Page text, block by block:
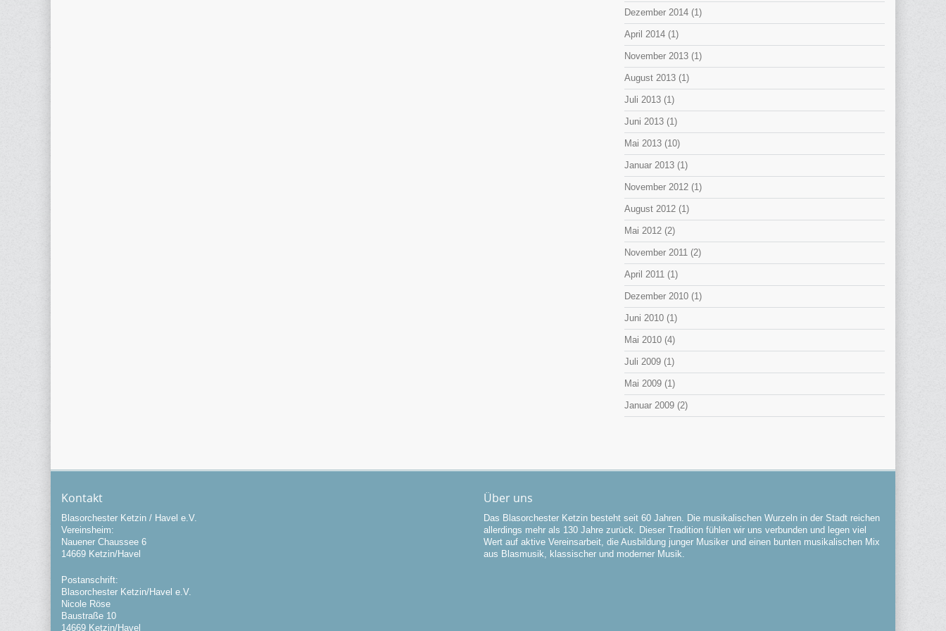
Dezember 2014 (1)
April 2014 (1)
November 2013 (1)
August 2013 (1)
Juli 2013 (1)
Juni 2013 (1)
Mai 2013 (10)
Januar 2013 (1)
November 2012 (1)
August 2012 (1)
Mai 2012 (2)
November 2011 (2)
April 2011 (1)
Dezember 2010 (1)
Juni 2010 (1)
Mai 2010 (4)
Juli 2009 (1)
Mai 2009 (1)
Januar 2009 (2)
Kontakt
Blasorchester Ketzin / Havel e.V.
Vereinsheim:
Nauener Chaussee 6
14669 Ketzin/Havel
Postanschrift:
Blasorchester Ketzin/Havel e.V.
Nicole Röse
Baustraße 10
14669 Ketzin/Havel
Über uns
Das Blasorchester Ketzin besteht seit 60 Jahren. Die musikalischen Wurzeln in der Stadt reichen
allerdings mehr als 130 Jahre zurück. Dieser Tradition fühlen wir uns verbunden und legen viel
Wert auf aktive Vereinsarbeit, die Ausbildung junger Musiker und einen bunten musikalischen Mix
aus Blasmusik, klassischer und moderner Musik.